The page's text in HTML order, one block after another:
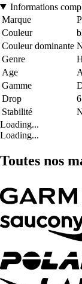
Informations
Marque
Couleur
Couleur dominante
Genre
Age
Gamme
Drop
Stabilité
Loading...
Loading...
Toutes nos